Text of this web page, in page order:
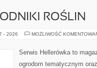
ROŚLIN
- 2026 MOŻLIWOŚĆ
Serwis Hellerówka to
ogrodom tematycznym